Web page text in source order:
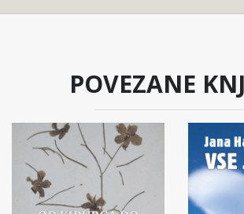
POVEZANE